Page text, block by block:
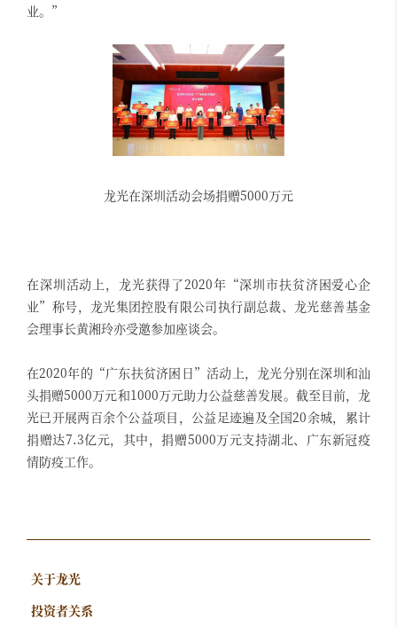
业。”
龙光在深圳活动会场捐赠5000万元
在深圳活动上，龙光获得了2020年“深圳市扶贫济困爱心企
业”称号，龙光集团控股有限公司执行副总裁、龙光慈善基金
会理事长黄湘玲亦受邀参加座谈会。
在2020年的“广东扶贫济困日”活动上，龙光分别在深圳和汕
头捐赠5000万元和1000万元助力公益慈善发展。截至目前，龙
光已开展两百余个公益项目，公益足迹遍及全国20余城，累计
捐赠达7.3亿元，其中，捐赠5000万元支持湖北、广东新冠疫
情防疫工作。
关于龙光
投资者关系